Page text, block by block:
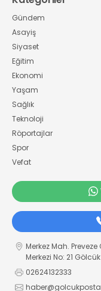
Gündem
Asayiş
Siyaset
Eğitim
Ekonomi
Yaşam
Sağlık
Teknoloji
Röportajlar
Spor
Vefat
Merkez Mah.
Merkezi No: 21 Gölcük
02624132333